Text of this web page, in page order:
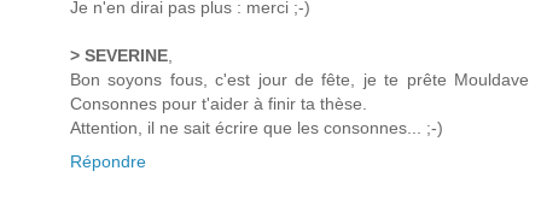
Je n'en dirai pas plus : merci ;-)
> SEVERINE
Bon soyons fous, c'est jour de fête, je te prête Mouldave
Consonnes pour t'aider à finir ta thèse.
Attention, il ne sait écrire que les consonnes... ;-)
Répondre